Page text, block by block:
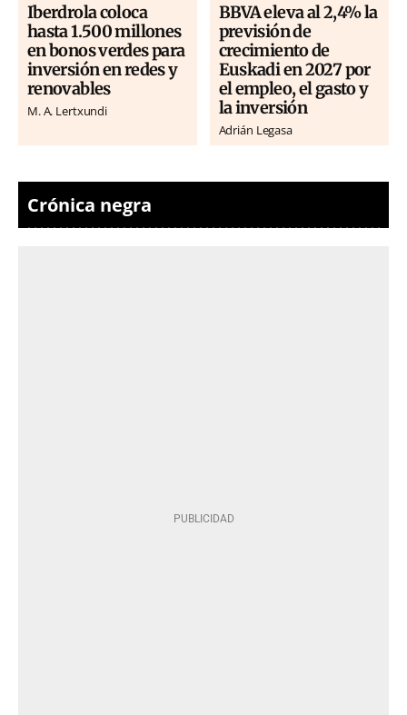
Iberdrola coloca
hasta 1.500 millones
en bonos verdes para
inversión en redes y
renovables
M. A. Lertxundi
BBVA eleva al 2,4% la
previsión de
crecimiento de
Euskadi en 2027 por
el empleo, el gasto y
la inversión
Adrián Legasa
Crónica negra